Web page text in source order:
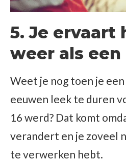
5. Je ervaart
weer als
Weet je nog toen je
eeuwen leek te duren
16 werd? Dat komt
verandert en je zoveel
te verwerken hebt.